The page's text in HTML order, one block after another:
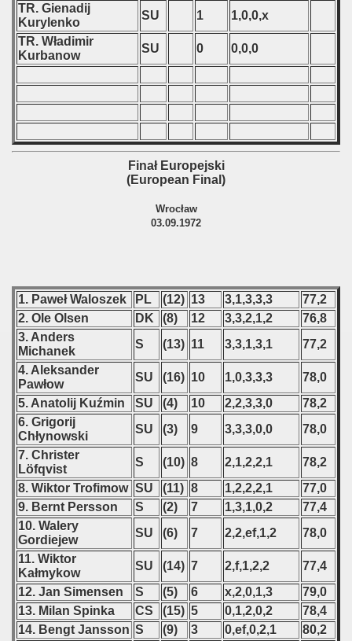
TR. Gienadij
Kurylenko
SU 1
1,0,0,x
TR. Władimir
Kurbanow
SU 0 0,0,0
Finał Europejski
(European Final)
Wrocław
03.09.1972
1. Paweł Waloszek PL (12) 13 3,1,3,3,3
77,2
2. Ole Olsen
DK (8) 12 3,3,2,1,2
76,8
3. Anders
Michanek
S (13) 11 3,3,1,3,1
77,2
4. Aleksander
Pawłow
SU (16) 10 1,0,3,3,3
78,0
5. Anatolij Kuźmin
SU (4) 10 2,2,3,3,0
78,2
6. Grigorij
Chłynowski
SU (3) 9 3,3,3,0,0
78,0
7. Christer
Löfqvist
S (10) 8 2,1,2,2,1
78,2
8. Wiktor Trofimow SU (11) 8 1,2,2,2,1
77,0
9. Bernt Persson
S (2) 7 1,3,1,0,2
77,4
10. Walery
Gordiejew
SU (6) 7 2,2,ef,1,2
78,0
11. Wiktor
Kałmykow
SU (14) 7 2,f,1,2,2
77,4
12. Jan Simensen
S (5) 6 x,2,0,1,3
79,0
13. Milan Spinka
CS (15) 5 0,1,2,0,2
78,4
14. Bengt Jansson S (9) 3 0,ef,0,2,1 80,2